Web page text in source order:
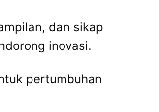
dan sikap
inovasi.
pertumbuhan